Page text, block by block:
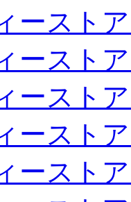
ースト
ースト
ースト
ースト
ースト